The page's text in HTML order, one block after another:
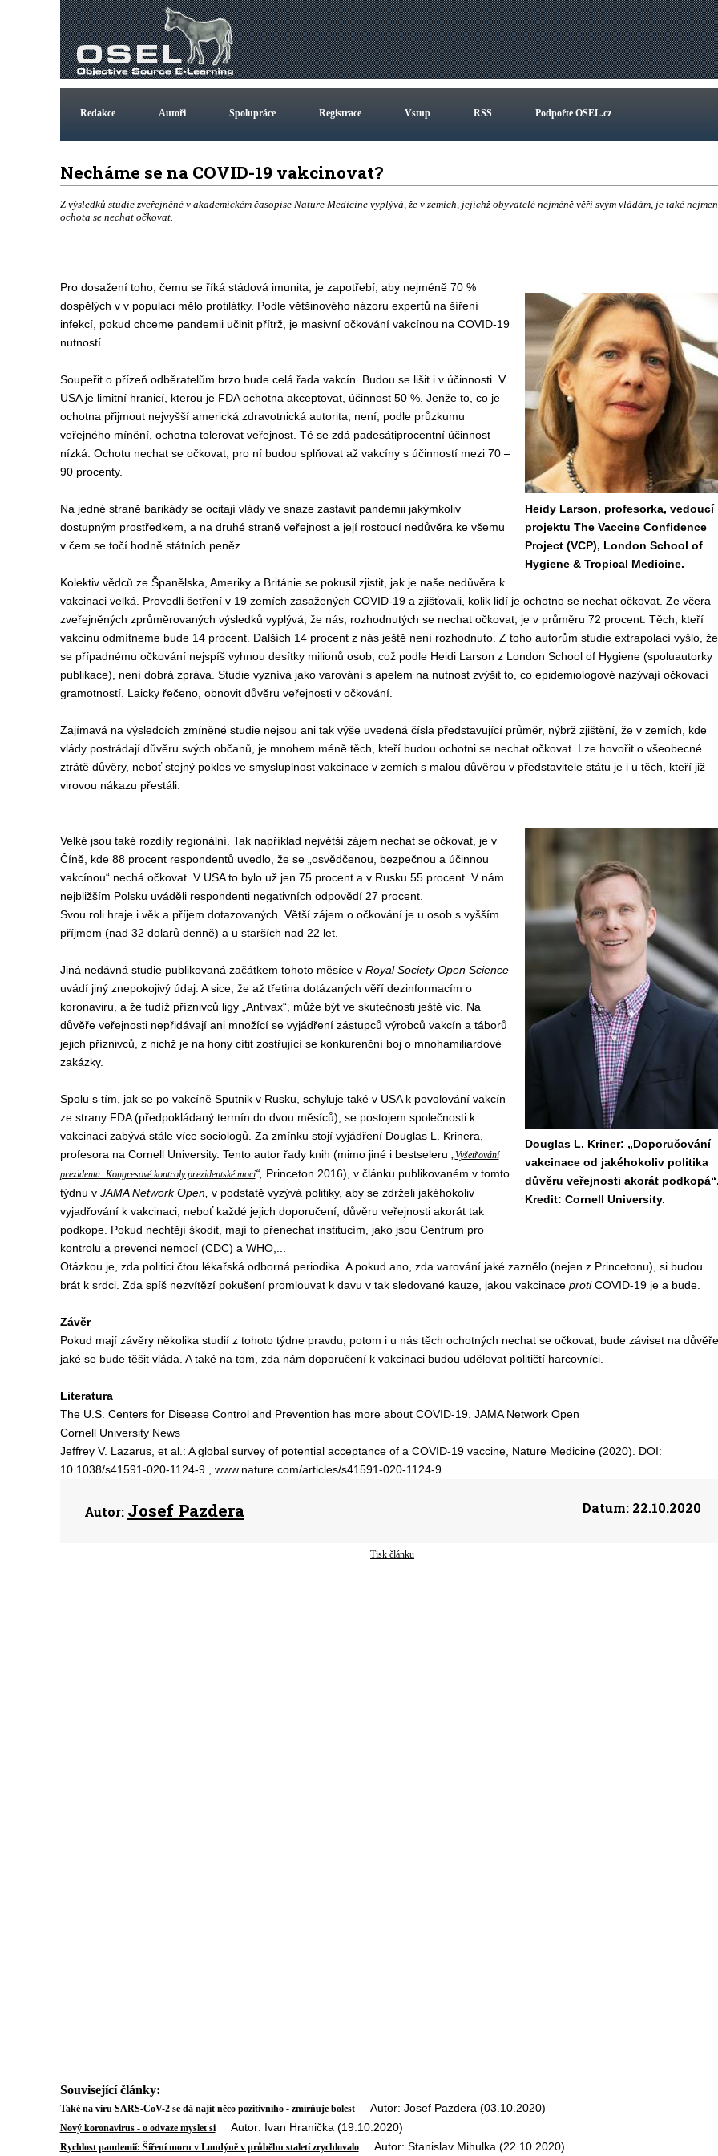
Redakce Autoři Spolupráce Registrace Vstup RSS Podpořte OSEL.cz
Necháme se na COVID-19 vakcinovat?
Z výsledků studie zveřejněné v akademickém časopise Nature Medicine vyplývá, že v zemích, jejichž obyvatelé nejméně věří svým vládám, je také
ochota se nechat očkovat.
Heidy Larson, profesorka, vedoucí
projektu The Vaccine Confidence
Project (VCP), London School of
Hygiene & Tropical Medicine.
Pro dosažení toho, čemu se říká stádová imunita, je zapotřebí, aby nejméně 70 %
dospělých v v populaci mělo protilátky. Podle většinového názoru expertů na šíření
infekcí, pokud chceme pandemii učinit přítrž, je masivní očkování vakcínou na COVID-19
nutností.
Soupeřit o přízeň odběratelům brzo bude celá řada vakcín. Budou se lišit i v účinnosti. V
USA je limitní hranicí, kterou je FDA ochotna akceptovat, účinnost 50 %. Jenže to, co je
ochotna přijmout nejvyšší americká zdravotnická autorita, není, podle průzkumu
veřejného mínění, ochotna tolerovat veřejnost. Té se zdá padesátiprocentní účinnost
nízká. Ochotu nechat se očkovat, pro ní budou splňovat až vakcíny s účinností mezi 70 –
90 procenty.
Na jedné straně barikády se ocitají vlády ve snaze zastavit pandemii jakýmkoliv
dostupným prostředkem, a na druhé straně veřejnost a její rostoucí nedůvěra ke všemu
v čem se točí hodně státních peněz.
Kolektiv vědců ze Španělska, Ameriky a Británie se pokusil zjistit, jak je naše nedůvěra k
vakcinaci velká. Provedli šetření v 19 zemích zasažených COVID-19 a zjišťovali, kolik lidí je ochotno se nechat očkovat. Zevčera
zveřejněných zprůměrovaných výsledků vyplývá, že nás, rozhodnutých se nechat očkovat, je v průměru 72 procent. Těch, kteří
vakcínu odmítneme bude14 procent. Dalších 14 procent z nás ještě není rozhodnuto. Z toho autorům studie extrapolací vyšlo, že
se případnému očkování nejspíš vyhnou desítky milionů osob, což podle Heidi Larson z London School of Hygiene (spoluautorky
publikace), není dobrá zpráva. Studie vyznívá jako varování s apelem na nutnost zvýšitto, co epidemiologové nazývají očkovací
gramotností. Laicky řečeno, obnovit důvěru veřejnosti v očkování.
Zajímavá na výsledcích zmíněné studie nejsou ani tak výše uvedená čísla představující průměr, nýbrž zjištění, že vzemích, kde
vlády postrádají důvěru svých občanů, je mnohem méně těch, kteří budou ochotni se nechatočkovat. Lze hovořito všeobecné
ztrátědůvěry, neboť stejný pokles ve smysluplnost vakcinace v zemích s malou důvěrou v představitele státu je i u těch, kteří již
virovou nákazu přestáli.
Douglas L. Kriner: „Doporučování
vakcinace od jakéhokoliv politika
důvěru veřejnosti akorát podkopá“.
Kredit: Cornell University.
Velké jsou takérozdíly regionální. Tak například největší zájem nechat se očkovat, je v
Číně, kde 88 procent respondentů uvedlo, že se „osvědčenou, bezpečnou a účinnou
vakcínou“ nechá očkovat. V USAto bylo už jen 75 procent a v Rusku 55 procent. V nám
nejbližším Polsku uváděli respondenti negativních odpovědí 27 procent.
Svou roli hraje i věk a příjem dotazovaných. Větší zájem o očkování je u osob s vyšším
příjmem (nad 32 dolarů denně) a u starších nad 22 let.
Jiná nedávná studie publikovaná začátkem tohoto měsíce v Royal Society Open Science
uvádí jiný znepokojivý údaj. A sice, že až třetina dotázaných věří dezinformacím o
koronaviru, a že tudíž příznivců ligy „Antivax“, může být ve skutečnosti ještě víc. Na
důvěře veřejnosti nepřidávají ani množící se vyjádření zástupců výrobců vakcín a táborů
jejich příznivců, z nichž je na hony cítit zostřující se konkurenční boj o mnohamiliardové
zakázky.
Spolu s tím, jak se po vakcíně Sputnik v Rusku, schyluje také v USA k povolování vakcín
ze strany FDA (předpokládaný termín do dvou měsíců), se postojem společnosti k
vakcinaci zabývá stále více sociologů. Za zmínku stojí vyjádření Douglas L. Krinera,
profesora na Cornell University. Tento autor řady knih (mimo jiné ibestseleru
Vyšetřování
prezidenta: Kongresové kontroly prezidentské moci“, Princeton 2016), v článku publikovaném v tomto
týdnu v JAMA Network Open, v podstatě vyzývá politiky, aby se zdrželi jakéhokoliv
vyjadřováník vakcinaci, neboť každé jejich doporučení, důvěru veřejnosti akorát tak
podkope. Pokud nechtějí škodit, mají to přenechat institucím , jako jsou Centrum pro
kontrolu a prevenci nemocí (CDC) a WHO,...
Otázkou je, zda politici čtou lékařská odborná periodika. Apokud ano, zda varování jakézaznělo (nejen z Princetonu) si budou
brát k srdci. Zda spíš nezvítězí pokušení promlouvat k davu v tak sledované kauze, jakou vakcinace protiCOVID-19 je a bude.
Závěr
Pokud mají závěry několika studií z tohoto týdne pravdu, potom i u nás těch ochotných nechat se očkovat, bude záviset na důvěře
jaké se bude těšit vláda . Ataké na tom, zda nám doporučení k vakcinaci budou udělovat političtí harcovníci.
Literatura
The U.S. Centers for Disease Control and Prevention has more about COVID-19. JAMA Network Open
Cornell University News
Jeffrey V. Lazarus, et al.: A global survey of potential acceptance of a COVID-19 vaccine, Nature Medicine (2020). DOI:
10.1038/s41591-020-1124-9 , www.nature.com/articles/s41591-020-1124-9
Autor: Josef Pazdera Datum:22.10.2020
Tisk článku
Související články:
Také na viru SARS-CoV-2 se dá najít něco pozitivního - zmírňuje bolestAutor: Josef Pazdera (03.10.2020)
Nový koronavirus - o odvaze myslet siAutor: Ivan Hranička (19.10.2020)
Rychlost pandemií: Šíření moru v Londýně v průběhu staletí zrychlovaloAutor: Stanislav Mihulka (22.10.2020)